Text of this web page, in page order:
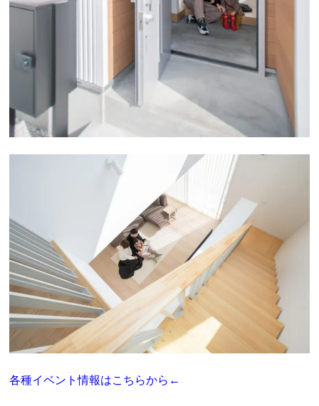
各種イベント情報はこちらから←